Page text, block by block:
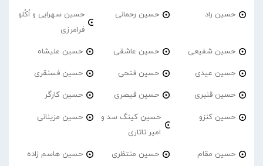
حسین راد حسین رحمانی
حسین سهرابی و اُکُلو
فرامرزی
حسین شفیعی حسین عاشقی حسین علیشاه
حسین عیدی حسین فتحی حسین فسنقری
حسین قنبری حسین قیصری حسین کارگر
حسین کنزو
حسین کینگ سد و
امیر تاتاری
حسین مزینانی
حسین مقام حسین منتظری حسین هاسم زاده